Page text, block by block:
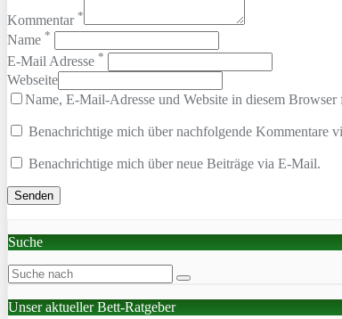
Kommentar *
Name *
E-Mail Adresse *
Webseite
Name, E-Mail-Adresse und Website in diesem
Benachrichtige mich über nachfolgende Kommentare
Benachrichtige mich über neue Beiträge via E-Mail.
Suche
Unser aktueller Bett-Ratgeber